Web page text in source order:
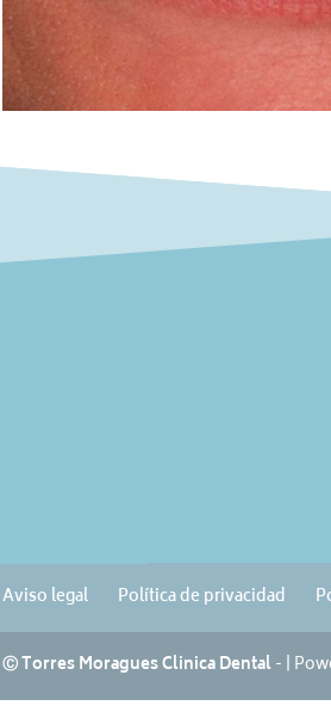
Aviso legal Política de privacidad
Ⓒ Torres Moragues Clinica Dental- |